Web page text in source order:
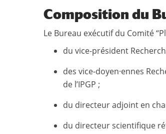
Composition du
Le Bureau exécutif du Comité
du vice-président
des vice-doyen·ennes
de l’IPGP ;
du directeur adjoint en
du directeur scientifique